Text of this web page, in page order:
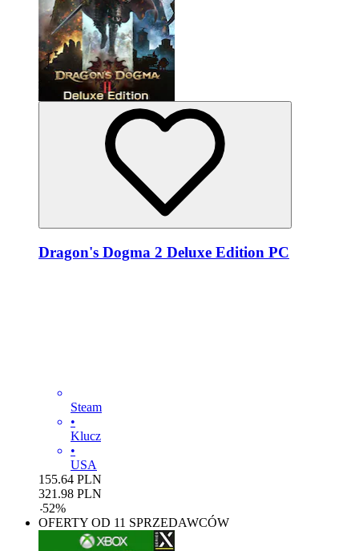
Dragon's Dogma 2 Deluxe Edition PC
Steam
•
Klucz
•
USA
155.64 PLN
321.98 PLN
-52%
OFERTY OD 11 SPRZEDAWCÓW